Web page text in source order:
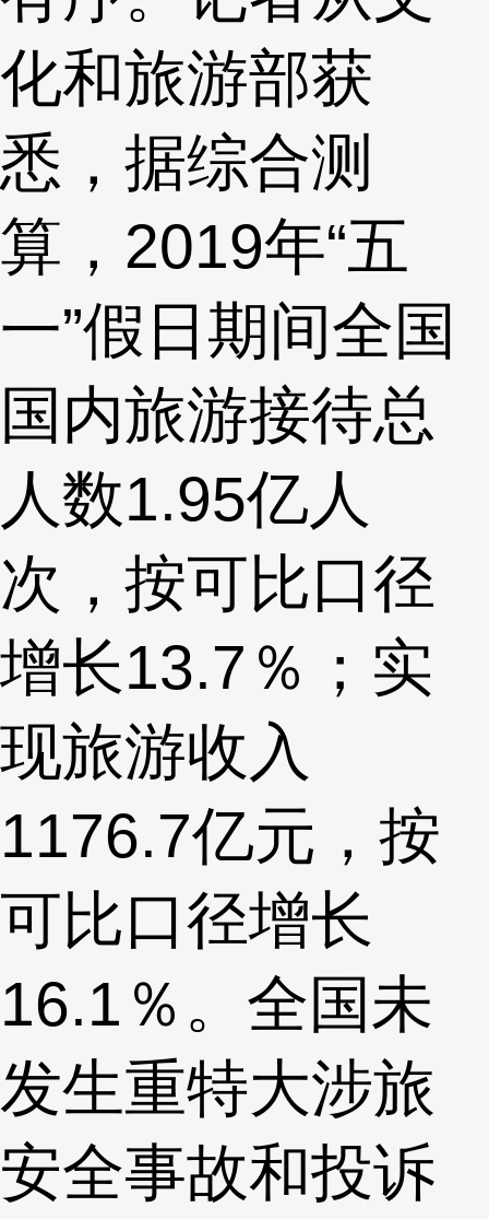
化和旅游部获
悉，据综合测
算，2019年“五
一”假日期间全国
国内旅游接待总
人数1.95亿人
次，按可比口径
增长13.7％；实
现旅游收入
1176.7亿元，按
可比口径增长
16.1％。全国未
发生重特大涉旅
安全事故和投诉